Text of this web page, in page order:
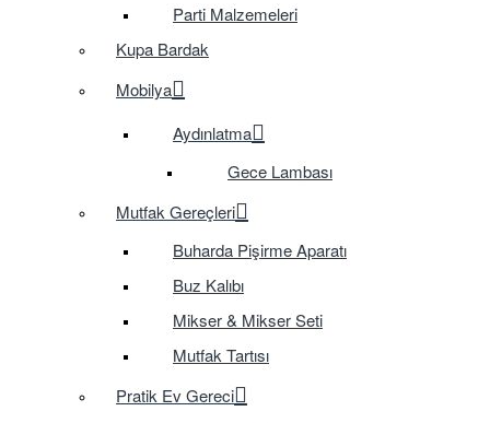
Parti Malzemeleri
Kupa Bardak
Mobilya
Aydınlatma
Gece Lambası
Mutfak Gereçleri
Buharda Pişirme Aparatı
Buz Kalıbı
Mikser & Mikser Seti
Mutfak Tartısı
Pratik Ev Gereci